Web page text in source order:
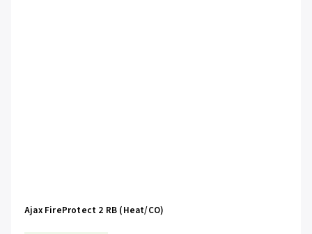
Ajax FireProtect 2 RB (Heat/CO)